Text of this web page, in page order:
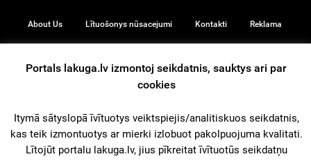
About Us Lītuošonys nūsacejumi Kontakti Reklama
© 2026
iz augšu
Portals lakuga.lv izmontoj seikdatnis, sauktys ari par
cookies
Itymā sātyslopā īvītuotys veiktspiejis/analitiskuos seikdatnis,
kas teik izmontuotys ar mierki izlobuot pakolpuojuma kvalitati.
Lītojūt portalu lakuga.lv, jius pīkreitat īvītuotūs seikdatņu